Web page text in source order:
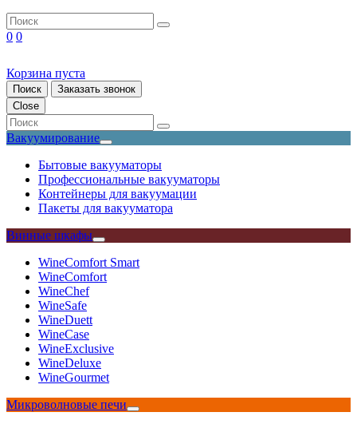
0 0
Корзина пуста
Поиск
Заказать звонок
Close
Вакуумирование
Бытовые вакууматоры
Профессиональные вакууматоры
Контейнеры для вакуумации
Пакеты для вакууматора
Винные шкафы
WineComfort Smart
WineComfort
WineChef
WineSafe
WineDuett
WineCase
WineExclusive
WineDeluxe
WineGourmet
Микроволновые печи